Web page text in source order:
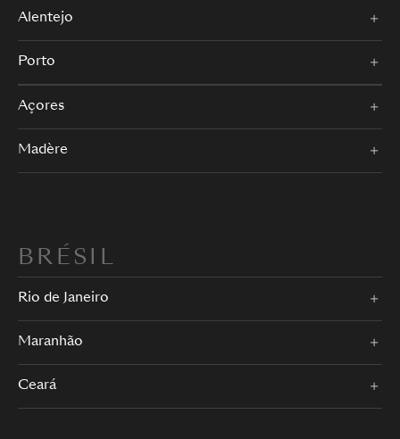
Alentejo
Porto
Açores
Madère
BRÉSIL
Rio de Janeiro
Maranhão
Ceará